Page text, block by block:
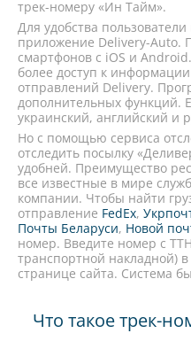
трек-номеру «Ин Тайм».
Для удобства
приложение Delivery-Auto.
смартфонов с iOS и
более доступ к
отправлений Delivery.
дополнительных функций.
украинский, английский и
Но с помощью сервиса
отследить посылку
удобней. Преимущество
все известные в мире
компании. Чтобы найти
отправление FedEx,
Почты Беларуси, Новой
номер. Введите номер с
транспортной накладной)
странице сайта. Система
Что такое трек-